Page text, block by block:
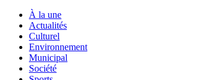
À la une
Actualités
Culturel
Environnement
Municipal
Société